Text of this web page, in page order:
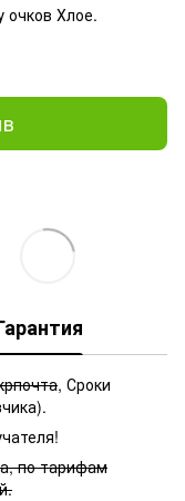
очков Хлое.
, Сроки
по тарифам